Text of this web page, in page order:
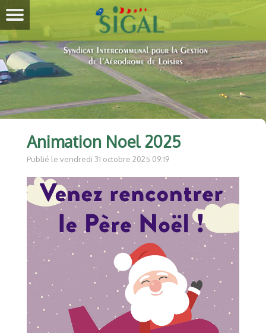
Animation Noel 2025
Publié le vendredi 31 octobre 2025 09:19